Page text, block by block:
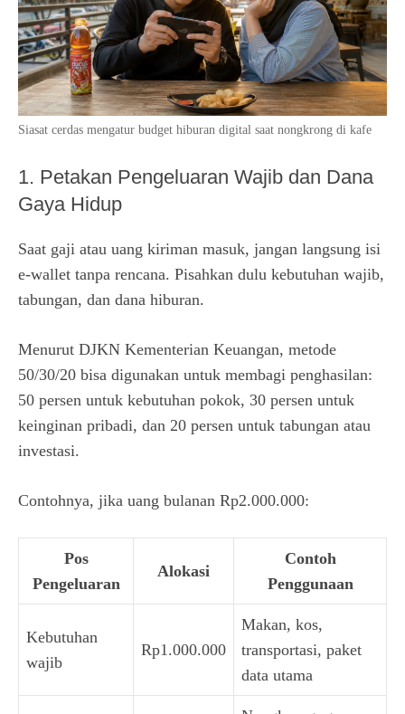
Siasat cerdas mengatur budget hiburan digital saat nongkrong di kafe
1. Petakan Pengeluaran Wajib dan Dana
Gaya Hidup
Saat gaji atau uang kiriman masuk, jangan langsung isi
e-wallet tanpa rencana. Pisahkan dulu kebutuhan wajib,
tabungan, dan dana hiburan.
Menurut DJKN Kementerian Keuangan, metode
50/30/20 bisa digunakan untuk membagi penghasilan:
50 persen untuk kebutuhan pokok, 30 persen untuk
keinginan pribadi, dan 20 persen untuk tabungan atau
investasi.
Contohnya, jika uang bulanan Rp2.000.000:
Pos
Pengeluaran
Alokasi
Contoh
Penggunaan
Kebutuhan
wajib
Rp1.000.000
Makan, kos,
transportasi, paket
data utama